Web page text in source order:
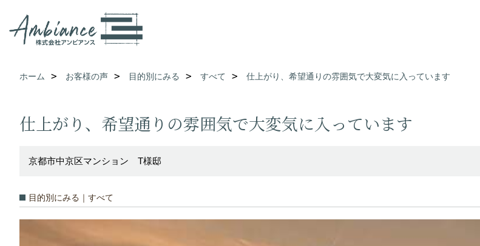
ホーム お客様の声 目的別にみる すべて 仕上がり、希望通りの雰囲気で大変気に入っています
仕上がり、希望通りの雰囲気で大変気に入っています
京都市中京区マンション T様邸
目的別にみる｜すべて